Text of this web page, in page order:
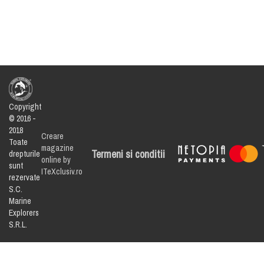
Copyright
© 2016 -
2018
Toate
drepturile
sunt
rezervate
S.C.
Marine
Explorers
S.R.L.
Creare
magazine
online by
ITeXclusiv.ro
Termeni si conditii